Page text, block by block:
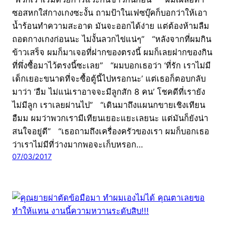
ซอสหกใส่กางเกงซะงั้น ถามป้าในเฟซบุ๊คก็บอกว่าให้เอา
น้ำร้อนทำความสะอาด มันจะออกได้ง่าย แต่ต้องห้ามลืม
ถอดกางเกงก่อนนะ ไม่งั้นลวกไข่แน่ๆ” “หลังจากที่ผมกิน
ข้าวเสร็จ ผมก็มาเจอที่ฝากของตรงนี้ ผมก็เลยฝากของกิน
ที่พึ่งซื้อมาไว้ตรงนี้ซะเลย” “ผมบอกเธอว่า ‘ที่รัก เราไม่มี
เด็กเยอะขนาดที่จะซื้อตู้นี้ไปหรอกนะ’ แต่เธอก็ตอบกลับ
มาว่า ‘อืม ไม่แน่เราอาจจะมีลูกสัก 8 คน’ โชคดีที่เรายัง
ไม่มีลูก เราเลยผ่านไป” “เดินมาถึงแผนกขายเชิงเทียน
อืมม ผมว่าพวกเรามีเทียนเยอะแยะเลยนะ แต่มันก็ยังน่า
สนใจอยู่ดี” “เธอถามถึงเครื่องครัวของเรา ผมก็บอกเธอ
ว่าเราไม่มีที่ว่างมากพอจะเก็บหรอก…
07/03/2017